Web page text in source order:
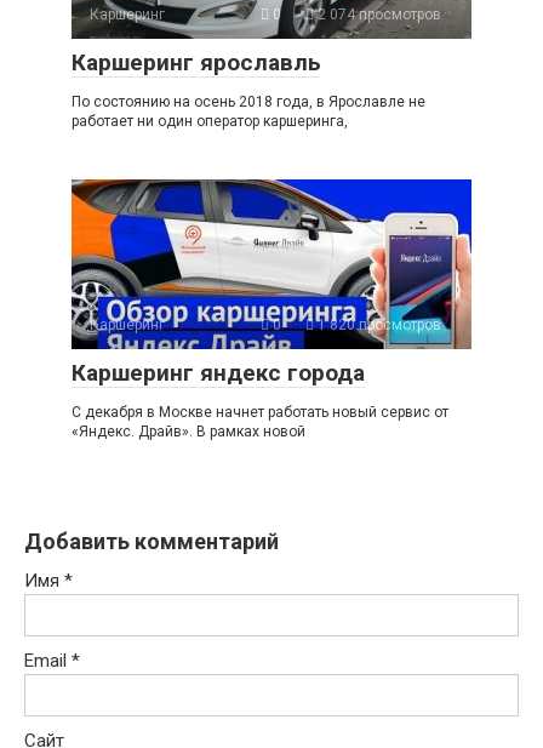
Каршеринг 0 2 074 просмотров
Каршеринг ярославль
По состоянию на осень 2018 года, в Ярославле не
работает ни один оператор каршеринга,
Каршеринг 0 1 820 просмотров
Каршеринг яндекс города
С декабря в Москве начнет работать новый сервис от
«Яндекс. Драйв». В рамках новой
Добавить комментарий
Имя *
Email *
Сайт